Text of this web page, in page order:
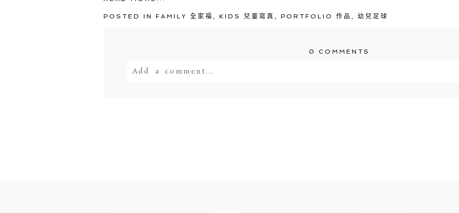
POSTED IN FAMILY 全家福 KIDS 兒童寫真 PORTFOLIO 作品 幼兒足球
0 COMMENTS
Add a comment...